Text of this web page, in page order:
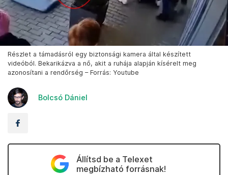
Részlet a támadásról egy biztonsági kamera által készített
videóból. Bekarikázva a nő, akit a ruhája alapján kísérelt meg
azonosítani a rendőrség – Forrás: Youtube
Bolcsó Dániel
Állítsd be a Telexet
megbízható forrásnak!